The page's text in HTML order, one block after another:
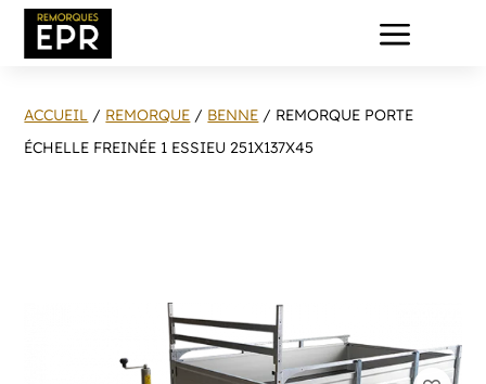
a
ACCUEIL / REMORQUE / BENNE / REMORQUE PORTE
ÉCHELLE FREINÉE 1 ESSIEU 251X137X45